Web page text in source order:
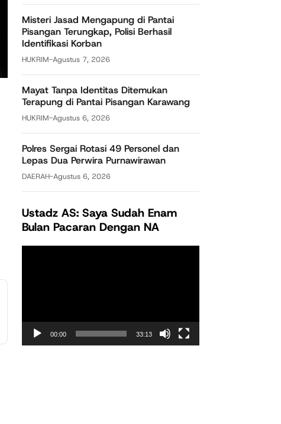
Misteri Jasad Mengapung di Pantai
Pisangan Terungkap, Polisi Berhasil
Identifikasi Korban
HUKRIM-Agustus 7, 2026
Mayat Tanpa Identitas Ditemukan
Terapung di Pantai Pisangan Karawang
HUKRIM-Agustus 6, 2026
Polres Sergai Rotasi 49 Personel dan
Lepas Dua Perwira Purnawirawan
DAERAH-Agustus 6, 2026
Ustadz AS: Saya Sudah Enam
Bulan Pacaran Dengan NA
00:00 33:13